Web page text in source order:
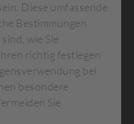
Diese umfassende
Bestimmungen
wie Sie
richtig festlegen
bei
besondere
Sie